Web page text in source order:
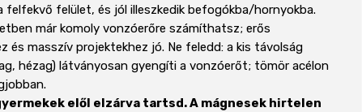
felfekvő felület, és jól illeszkedik befogókba/hornyokba.
már komoly vonzóerőre számíthatsz; erős
és masszív projektekhez jó. Ne feledd: a kis távolság
hézag) látványosan gyengíti a vonzóerőt; tömör acélon
elől elzárva tartsd. A mágnesek hirtelen